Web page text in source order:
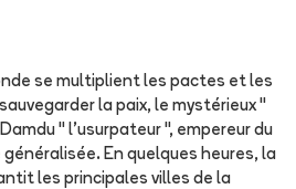
se multiplient les pactes et les
la paix, le mystérieux "
" l'usurpateur ", empereur du
En quelques heures, la
les principales villes de la